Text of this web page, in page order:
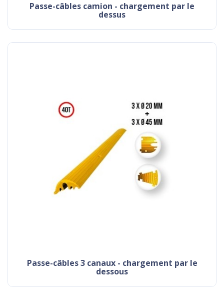
passe-câbles camion - chargement par le
dessus
passe-câbles 3 canaux - chargement par le
dessous